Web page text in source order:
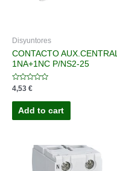
Disyuntores
CONTACTO AUX.CENTRAL
1NA+1NC P/NS2-25
Rated
0
out
4,53 €
Add to cart